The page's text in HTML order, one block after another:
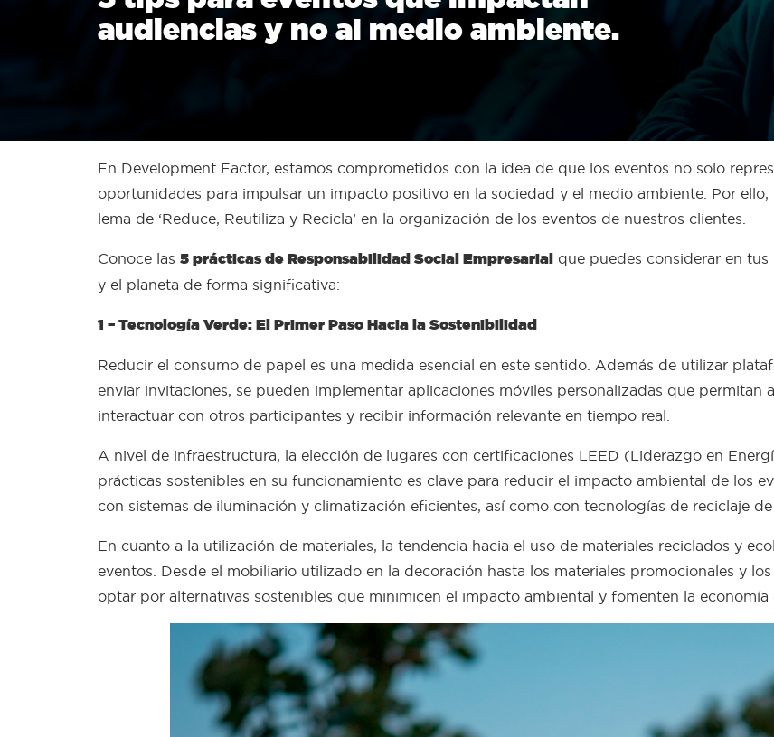
audiencias y no al medio ambiente.
En Development Factor, estamos comprometidos con la idea de que los eventos no solo
oportunidades para impulsar un impacto positivo en la sociedad y el medio ambiente. Por
lema de ‘Reduce, Reutiliza y Recicla’ en la organización de los eventos de nuestros clientes.
Conoce las 5 prácticas de Responsabilidad Social Empresarialque puedes considerar en
y el planeta de forma significativa:
1 – Tecnología Verde: El Primer Paso Hacia la Sostenibilidad
Reducir el consumo de papel es una medida esencial en este sentido. Además de utilizar
enviar invitaciones, se pueden implementar aplicaciones móviles personalizadas que permitan
interactuar con otros participantes y recibir información relevante en tiempo real.
A nivel de infraestructura, la elección de lugares con certificaciones LEED (Liderazgo en
prácticas sostenibles en su funcionamiento es clave para reducir el impacto ambiental de los
con sistemas de iluminación y climatización eficientes, así como con tecnologías de reciclaje
En cuanto a la utilización de materiales, la tendencia hacia el uso de materiales reciclados y
eventos. Desde el mobiliario utilizado en la decoración hasta los materiales promocionales y
optar por alternativas sostenibles que minimicen el impacto ambiental y fomenten la economía